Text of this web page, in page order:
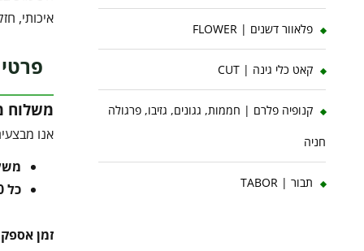
איכותי,
משלוח
אנו
כל 10 ק"ג נוספים
זמן
פלאוור דשנים | FLOWER
קאט כלי גינה | CUT
קנופיה פלרם | חממות, גגונים, גזיבו, פרגולה
חניה
תבור | TABOR